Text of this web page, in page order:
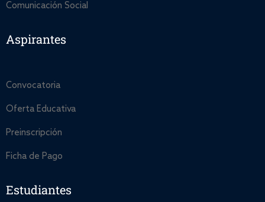
Comunicación Social
Aspirantes
Convocatoria
Oferta Educativa
Preinscripción
Ficha de Pago
Estudiantes